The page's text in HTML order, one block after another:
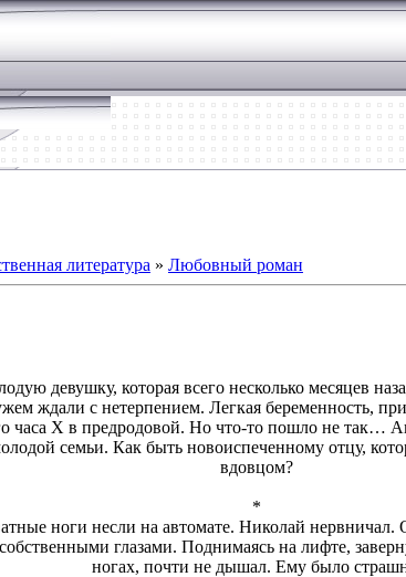
литература » Любовный роман
девушку, которая всего несколько месяцев
ждали с нетерпением. Легкая беременность,
часа Х в предродовой. Но что-то пошло не так…
семьи. Как быть новоиспеченному отцу,
вдовцом?
*
ноги несли на автомате. Николай нервничал.
глазами. Поднимаясь на лифте,
ногах, почти не дышал. Ему было